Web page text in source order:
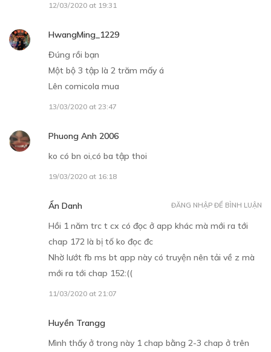
CHƯƠNG 4
Anh ấy là hôn phu của tôi
CHƯƠNG 5
12/03/2020 at 19:31
HwangMing_1229
Đúng rồi bạn
Một bộ 3 tập là 2 trăm mấy á
Lên comicola mua
13/03/2020 at 23:47
Phuong Anh 2006
ko có bn oi,có ba tập thoi
19/03/2020 at 16:18
Ẩn Danh
Hồi 1 năm trc t cx có đọc ở app khác mà mới ra tới
chap 172 là bị tố ko đọc đc
Nhờ lướt fb ms bt app này có truyện nên tải về z mà
mới ra tới chap 152:((
11/03/2020 at 21:07
ĐĂNG NHẬP ĐỂ BÌNH LUẬN
Huyền Trangg
Mình thấy ở trong này 1 chap bằng 2-3 chap ở trên